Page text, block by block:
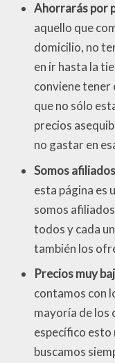
Ahorrarás por
aquello que
domicilio, no
en ir hasta la
conviene tener
que no sólo
precios
no gastar en
Somos
esta página es
somos
todos y cada
también los
Precios muy
contamos con
mayoría de los
específico esto
buscamos